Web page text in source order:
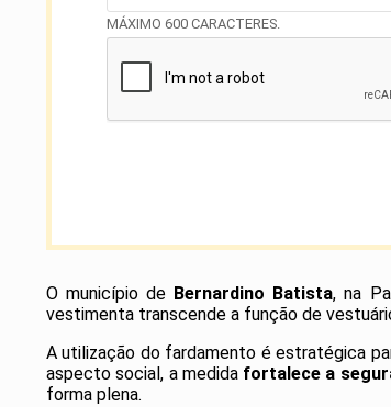
MÁXIMO 600 CARACTERES.
O município de Bernardino Batista, na
vestimenta transcende a função de
A utilização do fardamento é estratégica
aspecto social, a medida fortalece a
forma plena.